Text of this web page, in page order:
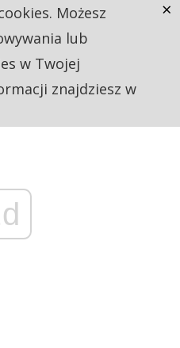
Możesz
lub
w Twojej
znajdziesz w
×